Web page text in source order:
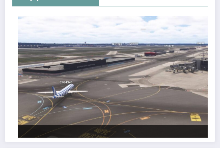
FSLTL Traffic: Tipps und Tricks, damit es klappt!